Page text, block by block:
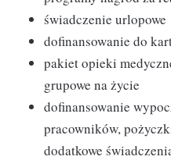
świadczenie urlopowe
dofinansowanie do
pakiet opieki
grupowe na życie
dofinansowanie
pracowników,
dodatkowe